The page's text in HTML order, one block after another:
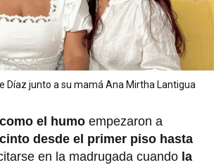
Díaz junto a su mamá Ana Mirtha Lantigua
el humo empezaron a
desde el primer piso hasta
en la madrugada cuando la